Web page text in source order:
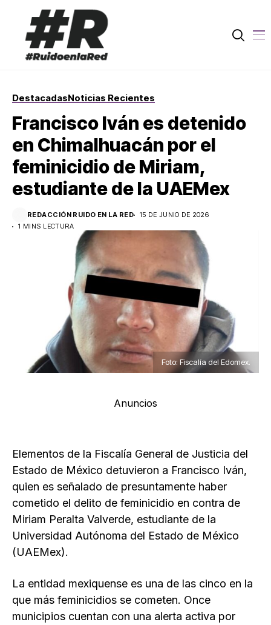
DestacadasNoticias Recientes
Francisco Iván es detenido
en Chimalhuacán por el
feminicidio de Miriam,
estudiante de la UAEMex
REDACCIÓN RUIDO EN LA RED
15 DE JUNIO DE 2026
1 MINS LECTURA
Foto: Fiscalía del Edomex.
Anuncios
Elementos de la Fiscalía General de Justicia del
Estado de México detuvieron a Francisco Iván,
quien es señalado de presuntamente haber
cometido el delito de feminicidio en contra de
Miriam Peralta Valverde, estudiante de la
Universidad Autónoma del Estado de México
(UAEMex).
La entidad mexiquense es una de las cinco en la
que más feminicidios se cometen. Once
municipios cuentan con una alerta activa por